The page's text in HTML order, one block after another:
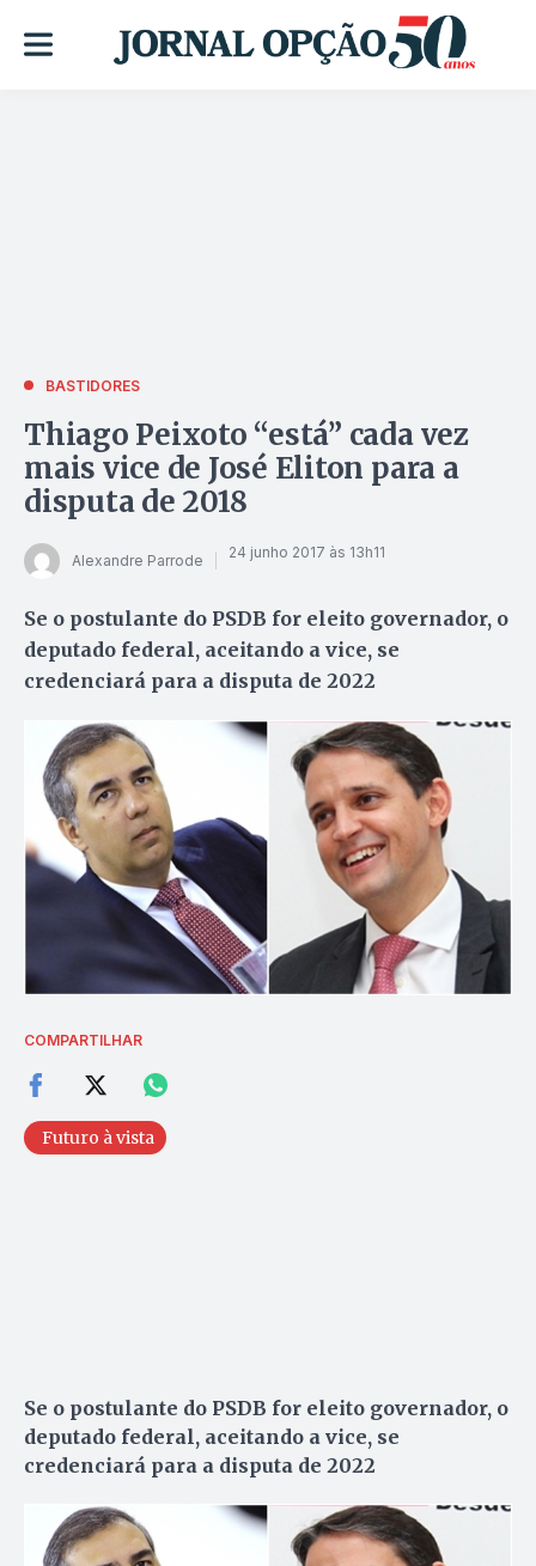
BASTIDORES
Thiago Peixoto “está” cada vez
mais vice de José Eliton para a
disputa de 2018
Alexandre Parrode 24 junho 2017 às 13h11
Se o postulante do PSDB for eleito governador, o
deputado federal, aceitando a vice, se
credenciará para a disputa de 2022
COMPARTILHAR
Futuro à vista
Se o postulante do PSDB for eleito governador, o
deputado federal, aceitando a vice, se
credenciará para a disputa de 2022